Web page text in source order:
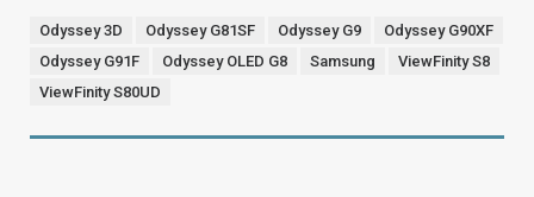
Odyssey 3D Odyssey G81SF Odyssey G9
Odyssey G90XF
Odyssey G91F
Odyssey OLED G8 Samsung
ViewFinity S8
ViewFinity S80UD